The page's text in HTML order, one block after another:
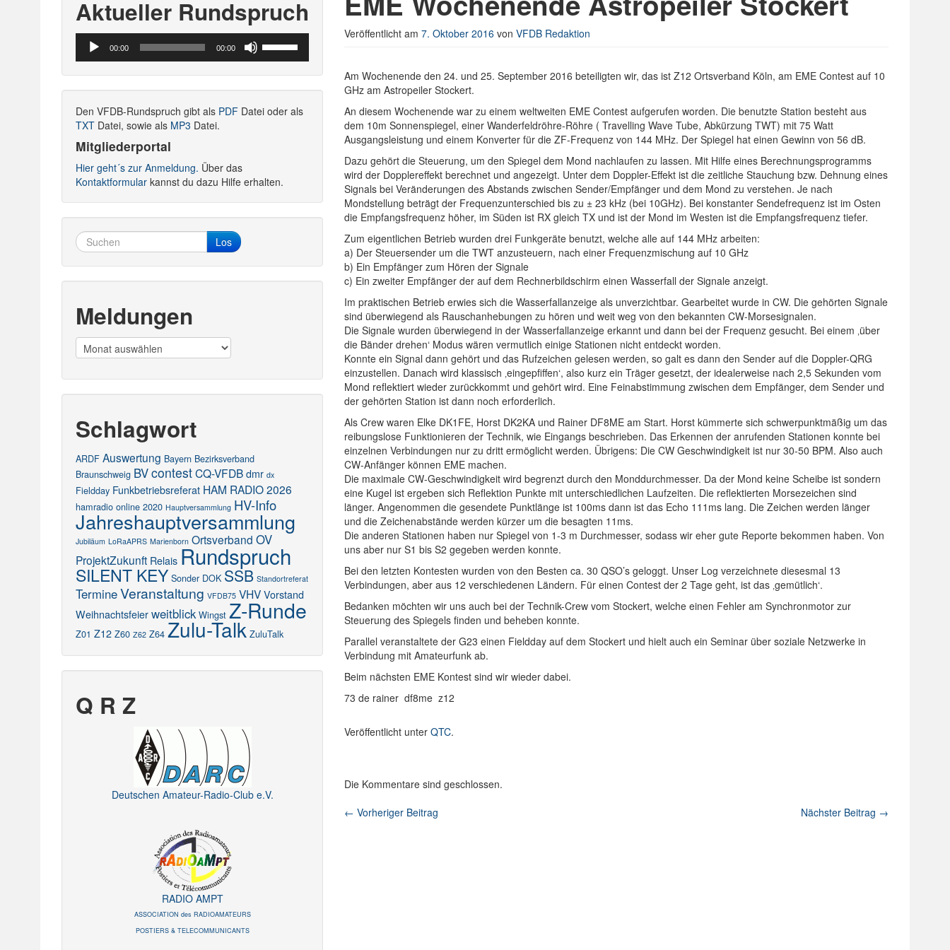
Veröffentlicht am 7. Oktober 2016 von VFDB Redaktion
Am Wochenende den 24. und 25. September 2016 beteiligten wir, das ist Z12 Ortsverband Köln, am EME Contest auf 10
GHz am Astropeiler Stockert.
An diesem Wochenende war zu einem weltweiten EME Contest aufgerufen worden. Die benutzte Station besteht aus
dem 10m Sonnenspiegel, einer Wanderfeldröhre-Röhre ( Travelling Wave Tube, Abkürzung TWT) mit 75 Watt
Ausgangsleistung und einem Konverter für die ZF-Frequenz von 144 MHz. Der Spiegel hat einen Gewinn von 56 dB.
Dazu gehört die Steuerung, um den Spiegel dem Mond nachlaufen zu lassen. Mit Hilfe eines Berechnungsprogramms
wird der Dopplereffekt berechnet und angezeigt. Unter dem Doppler-Effekt ist die zeitliche Stauchung bzw. Dehnung eines
Signals bei Veränderungen des Abstands zwischen Sender/Empfänger und dem Mond zu verstehen. Je nach
Mondstellung beträgt der Frequenzunterschied bis zu ± 23 kHz (bei 10GHz). Bei konstanter Sendefrequenz ist im Osten
die Empfangsfrequenz höher, im Süden ist RX gleich TX und ist der Mond im Westen ist die Empfangsfrequenz tiefer.
Zum eigentlichen Betrieb wurden drei Funkgeräte benutzt, welche alle auf 144 MHz arbeiten:
a) Der Steuersender um die TWT anzusteuern, nach einer Frequenzmischung auf 10 GHz
b) Ein Empfänger zum Hören der Signale
c) Ein zweiter Empfänger der auf dem Rechnerbildschirm einen Wasserfall der Signale anzeigt.
Im praktischen Betrieb erwies sich die Wasserfallanzeige als unverzichtbar. Gearbeitet wurde in CW. Die gehörten Signale
sind überwiegend als Rauschanhebungen zu hören und weit weg von den bekannten CW-Morsesignalen.
Die Signale wurden überwiegend in der Wasserfallanzeige erkannt und dann bei der Frequenz gesucht. Bei einem ‚über
die Bänder drehen‘ Modus wären vermutlich einige Stationen nicht entdeckt worden.
Konnte ein Signal dann gehört und das Rufzeichen gelesen werden, so galt es dann den Sender auf die Doppler-QRG
einzustellen. Danach wird klassisch ‚eingepfiffen‘, also kurz ein Träger gesetzt, der idealerweise nach 2,5 Sekunden vom
Mond reflektiert wieder zurückkommt und gehört wird. Eine Feinabstimmung zwischen dem Empfänger, dem Sender und
der gehörten Station ist dann noch erforderlich.
Als Crew waren Elke DK1FE, Horst DK2KA und Rainer DF8ME am Start. Horst kümmerte sich schwerpunktmäßig um das
reibungslose Funktionieren der Technik, wie Eingangs beschrieben. Das Erkennen der anrufenden Stationen konnte bei
einzelnen Verbindungen nur zu dritt ermöglicht werden. Übrigens: Die CW Geschwindigkeit ist nur 30-50 BPM. Also auch
CW-Anfänger können EME machen.
Die maximale CW-Geschwindigkeit wird begrenzt durch den Monddurchmesser. Da der Mond keine Scheibe ist sondern
eine Kugel ist ergeben sich Reflektion Punkte mit unterschiedlichen Laufzeiten. Die reflektierten Morsezeichen sind
länger. Angenommen die gesendete Punktlänge ist 100ms dann ist das Echo 111ms lang. Die Zeichen werden länger
und die Zeichenabstände werden kürzer um die besagten 11ms.
Die anderen Stationen haben nur Spiegel von 1-3 m Durchmesser, sodass wir eher gute Reporte bekommen haben. Von
uns aber nur S1 bis S2 gegeben werden konnte.
Bei den letzten Kontesten wurden von den Besten ca. 30 QSO’s geloggt. Unser Log verzeichnete diesesmal 13
Verbindungen, aber aus 12 verschiedenen Ländern. Für einen Contest der 2 Tage geht, ist das ‚gemütlich‘.
Bedanken möchten wir uns auch bei der Technik-Crew vom Stockert, welche einen Fehler am Synchronmotor zur
Steuerung des Spiegels finden und beheben konnte.
Parallel veranstaltete der G23 einen Fieldday auf dem Stockert und hielt auch ein Seminar über soziale Netzwerke in
Verbindung mit Amateurfunk ab.
Beim nächsten EME Kontest sind wir wieder dabei.
73 de rainer df8me z12
Veröffentlicht unter QTC.
Die Kommentare sind geschlossen.
Beitragsnavigation
Nächster Beitrag →
← Vorheriger Beitrag
Aktueller Rundspruch
Audio-
Player
00:00 00:00
Hoch/Runter
Lautstärke
Den VFDB-Rundspruch gibt als PDF Datei oder als
TXT Datei, sowie als MP3 Datei.
Mitgliederportal
Hier geht´s zur Anmeldung. Über das
Kontaktformular kannst du dazu Hilfe erhalten.
Los
Meldungen
Meldungen
Schlagwort
ARDF Auswertung Bayern Bezirksverband
Braunschweig BVcontestCQ-VFDB dmr dx
Fieldday Funkbetriebsreferat HAM RADIO 2026
hamradio online 2020 Hauptversammlung HV-Info
Jahreshauptversammlung
Jubiläum LoRaAPRS Marienborn Ortsverband OV
ProjektZukunft Relais Rundspruch
SILENT KEY Sonder DOK SSB Standortreferat
TermineVeranstaltung VFDB75 VHV Vorstand
Weihnachtsfeier weitblick Wingst Z-Runde
Z01 Z12 Z60 Z62 Z64 Zulu-Talk ZuluTalk
Q R Z
Deutschen Amateur-Radio-Club e.V.
RADIO AMPT
ASSOCIATION des RADIOAMATEURS
POSTIERS & TELECOMMUNICANTS